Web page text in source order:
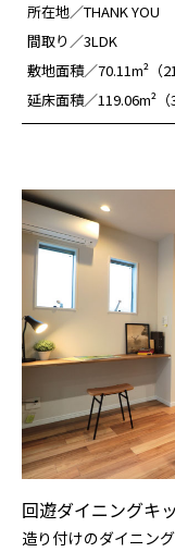
所在地
THANK YOU
間取り
3LDK
敷地面積
70.11m²（
延床面積
119.06m²（
回遊ダイニングキ
造り付けのダイニン